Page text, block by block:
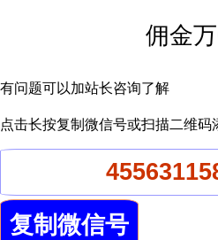
佣金
有问题可以加站长咨询了解
点击长按复制微信号或扫描二维码